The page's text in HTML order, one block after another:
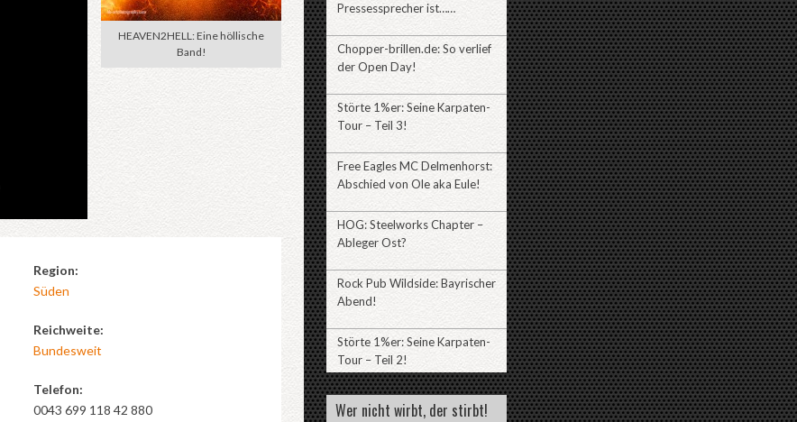
HEAVEN2HELL: Eine höllische
Band!
Region:
Süden
Reichweite:
Bundesweit
Telefon:
0043 699 118 42 880
Pressessprecher ist……
Chopper-brillen.de: So verlief
der Open Day!
Störte 1%er: Seine Karpaten-
Tour – Teil 3!
Free Eagles MC Delmenhorst:
Abschied von Ole aka Eule!
HOG: Steelworks Chapter –
Ableger Ost?
Rock Pub Wildside: Bayrischer
Abend!
Störte 1%er: Seine Karpaten-
Tour – Teil 2!
Wer nicht wirbt, der stirbt!